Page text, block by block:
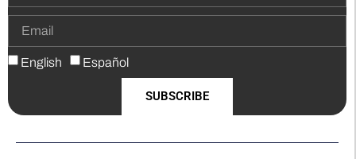
English Español
SUBSCRIBE